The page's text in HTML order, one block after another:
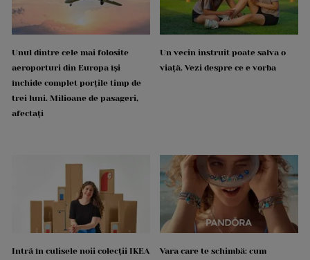
Unul dintre cele mai folosite
aeroporturi din Europa își
închide complet porțile timp de
trei luni. Milioane de pasageri,
afectați
Un vecin instruit poate salva o
viață. Vezi despre ce e vorba
Intră în culisele noii colecții IKEA
Vara care te schimbă: cum